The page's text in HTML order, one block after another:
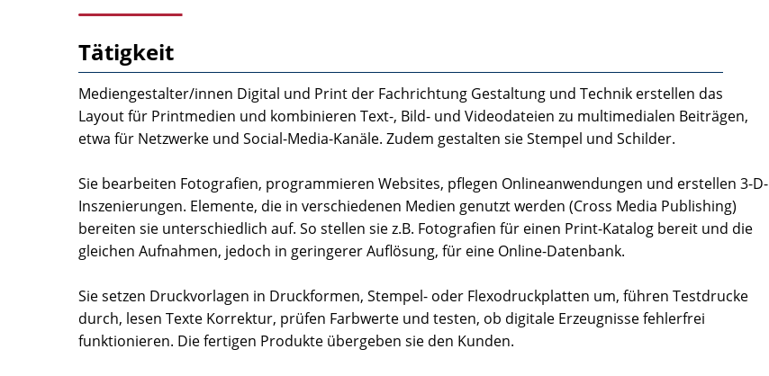
Tätigkeit
Mediengestalter/innen Digital und Print der Fachrichtung Gestaltung und Technik erstellen das
Layout für Printmedien und kombinieren Text-, Bild- und Videodateien zu multimedialen Beiträgen,
etwa für Netzwerke und Social-Media-Kanäle. Zudem gestalten sie Stempel und Schilder.
Sie bearbeiten Fotografien, programmieren Websites, pflegen Onlineanwendungen und erstellen 3-D-
Inszenierungen. Elemente, die in verschiedenen Medien genutzt werden (Cross Media Publishing)
bereiten sie unterschiedlich auf. So stellen sie z.B. Fotografien für einen Print-Katalog bereit und die
gleichen Aufnahmen, jedoch in geringerer Auflösung, für eine Online-Datenbank.
Sie setzen Druckvorlagen in Druckformen, Stempel- oder Flexodruckplatten um, führen Testdrucke
durch, lesen Texte Korrektur, prüfen Farbwerte und testen, ob digitale Erzeugnisse fehlerfrei
funktionieren. Die fertigen Produkte übergeben sie den Kunden.